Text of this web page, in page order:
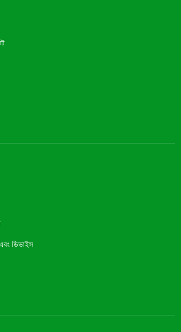
ডিভাইস